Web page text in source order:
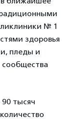
№ 1
здоровья
пледы и
сообщества
тысяч